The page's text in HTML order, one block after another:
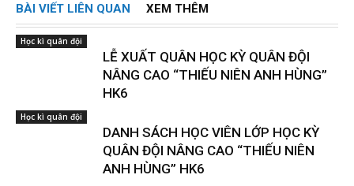
BÀI VIẾT LIÊN QUAN XEM THÊM
Học kì quân đội
LỄ XUẤT QUÂN HỌC KỲ QUÂN ĐỘI
NÂNG CAO “THIẾU NIÊN ANH HÙNG”
HK6
Học kì quân đội
DANH SÁCH HỌC VIÊN LỚP HỌC KỲ
QUÂN ĐỘI NÂNG CAO “THIẾU NIÊN
ANH HÙNG” HK6